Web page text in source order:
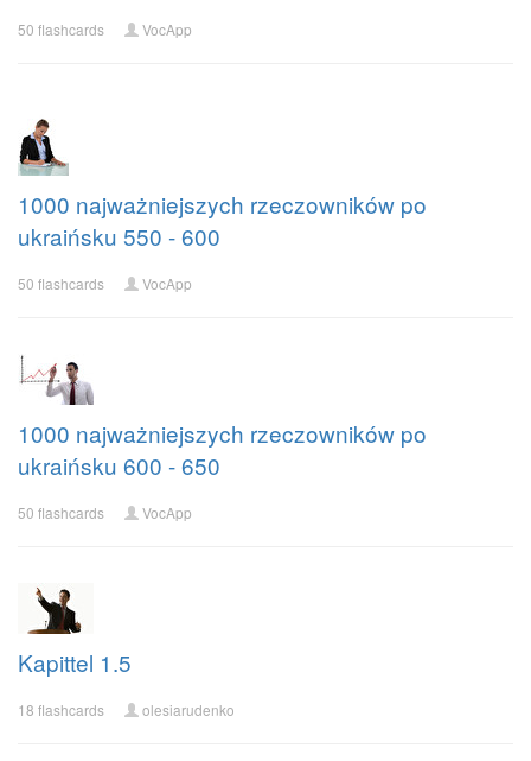
50 flashcards VocApp
1000 najważniejszych rzeczowników po
ukraińsku 550 - 600
50 flashcards VocApp
1000 najważniejszych rzeczowników po
ukraińsku 600 - 650
50 flashcards VocApp
Kapittel 1.5
18 flashcards olesiarudenko